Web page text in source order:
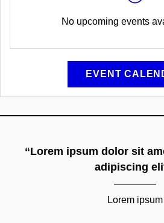
No upcoming events
EVENT
“Lorem ipsum dolor sit
adipiscing
Lorem ipsum